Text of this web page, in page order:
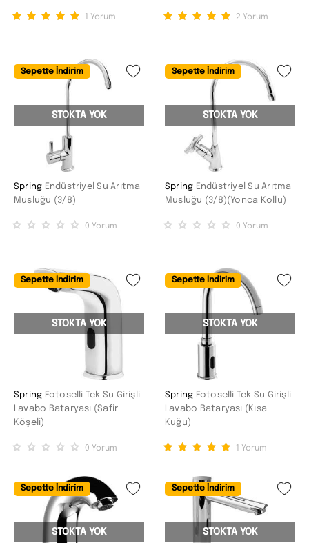
Yorum 2 Yorum
Sepette İndirim
STOKTA YOK
Spring Endüstriyel Su Arıtma
Musluğu (3/8)
0 Yorum
Sepette İndirim
STOKTA YOK
Spring Endüstriyel Su Arıtma
Musluğu (3/8)(Yonca Kollu)
0 Yorum
Sepette İndirim
STOKTA YOK
Spring Fotoselli Tek Su Girişli
Lavabo Bataryası (Safir
Köşeli)
0 Yorum
Sepette İndirim
STOKTA YOK
Spring Fotoselli Tek Su Girişli
Lavabo Bataryası (Kısa
Kuğu)
1 Yorum
Sepette İndirim
STOKTA YOK
Sepette İndirim
STOKTA YOK